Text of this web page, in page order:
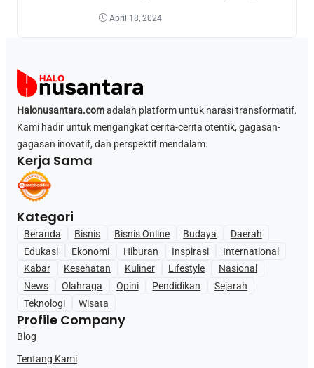
April 18, 2024
Halonusantara.comadalah platform untuk narasi transformatif.
Kami hadir untuk mengangkat cerita-cerita otentik, gagasan-
gagasan inovatif, dan perspektif mendalam.
Kerja Sama
Kategori
Beranda Bisnis Bisnis Online Budaya
Daerah
Edukasi
Ekonomi Hiburan Inspirasi
International
Kabar
Kesehatan Kuliner Lifestyle
Nasional
News
Olahraga Opini Pendidikan
Sejarah
Teknologi
Wisata
Profile Company
Blog
Tentang Kami